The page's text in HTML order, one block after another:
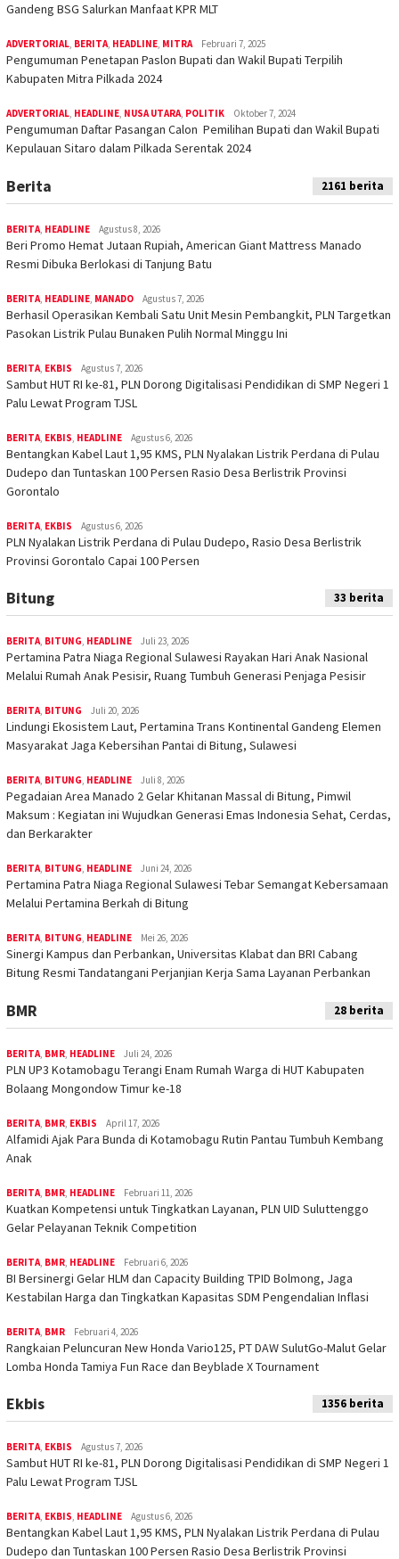
Gandeng BSG Salurkan Manfaat KPR MLT
ADVERTORIAL, BERITA, HEADLINE, MITRA Februari 7, 2025
Pengumuman Penetapan Paslon Bupati dan Wakil Bupati Terpilih
Kabupaten Mitra Pilkada 2024
ADVERTORIAL, HEADLINE, NUSA UTARA, POLITIK Oktober 7, 2024
Pengumuman Daftar Pasangan Calon Pemilihan Bupati dan Wakil Bupati
Kepulauan Sitaro dalam Pilkada Serentak 2024
Berita 2161 berita
BERITA HEADLINE Agustus 8, 2026
Beri Promo Hemat Jutaan Rupiah, American Giant Mattress Manado
Resmi Dibuka Berlokasi di Tanjung Batu
BERITA HEADLINE MANADO Agustus 7, 2026
Berhasil Operasikan Kembali Satu Unit Mesin Pembangkit, PLN Targetkan
Pasokan Listrik Pulau Bunaken Pulih Normal Minggu Ini
BERITA EKBIS Agustus 7, 2026
Sambut HUT RI ke-81, PLN Dorong Digitalisasi Pendidikan di SMP Negeri 1
Palu Lewat Program TJSL
BERITA EKBIS HEADLINE Agustus 6, 2026
Bentangkan Kabel Laut 1,95 KMS, PLN Nyalakan Listrik Perdana di Pulau
Dudepo dan Tuntaskan 100 Persen Rasio Desa Berlistrik Provinsi
Gorontalo
BERITA EKBIS Agustus 6, 2026
PLN Nyalakan Listrik Perdana di Pulau Dudepo, Rasio Desa Berlistrik
Provinsi Gorontalo Capai 100 Persen
Bitung 33 berita
BERITA, BITUNG, HEADLINE Juli 23, 2026
Pertamina Patra Niaga Regional Sulawesi Rayakan Hari Anak Nasional
Melalui Rumah Anak Pesisir, Ruang Tumbuh Generasi Penjaga Pesisir
BERITA, BITUNG Juli 20, 2026
Lindungi Ekosistem Laut, Pertamina Trans Kontinental Gandeng Elemen
Masyarakat Jaga Kebersihan Pantai di Bitung, Sulawesi
BERITA, BITUNG, HEADLINE Juli 8, 2026
Pegadaian Area Manado 2 Gelar Khitanan Massal di Bitung, Pimwil
Maksum : Kegiatan ini Wujudkan Generasi Emas Indonesia Sehat, Cerdas,
dan Berkarakter
BERITA, BITUNG, HEADLINE Juni 24, 2026
Pertamina Patra Niaga Regional Sulawesi Tebar Semangat Kebersamaan
Melalui Pertamina Berkah di Bitung
BERITA, BITUNG, HEADLINE Mei 26, 2026
Sinergi Kampus dan Perbankan, Universitas Klabat dan BRI Cabang
Bitung Resmi Tandatangani Perjanjian Kerja Sama Layanan Perbankan
BMR 28 berita
BERITA BMR HEADLINE Juli 24, 2026
PLN UP3 Kotamobagu Terangi Enam Rumah Warga di HUT Kabupaten
Bolaang Mongondow Timur ke-18
BERITA BMR EKBIS April 17, 2026
Alfamidi Ajak Para Bunda di Kotamobagu Rutin Pantau Tumbuh Kembang
Anak
BERITA BMR HEADLINE Februari 11, 2026
Kuatkan Kompetensi untuk Tingkatkan Layanan, PLN UID Suluttenggo
Gelar Pelayanan Teknik Competition
BERITA BMR HEADLINE Februari 6, 2026
BI Bersinergi Gelar HLM dan Capacity Building TPID Bolmong, Jaga
Kestabilan Harga dan Tingkatkan Kapasitas SDM Pengendalian Inflasi
BERITA BMR Februari 4, 2026
Rangkaian Peluncuran New Honda Vario125, PT DAW SulutGo-Malut Gelar
Lomba Honda Tamiya Fun Race dan Beyblade X Tournament
Ekbis 1356 berita
BERITA, EKBIS Agustus 7, 2026
Sambut HUT RI ke-81, PLN Dorong Digitalisasi Pendidikan di SMP Negeri 1
Palu Lewat Program TJSL
BERITA, EKBIS, HEADLINE Agustus 6, 2026
Bentangkan Kabel Laut 1,95 KMS, PLN Nyalakan Listrik Perdana di Pulau
Dudepo dan Tuntaskan 100 Persen Rasio Desa Berlistrik Provinsi